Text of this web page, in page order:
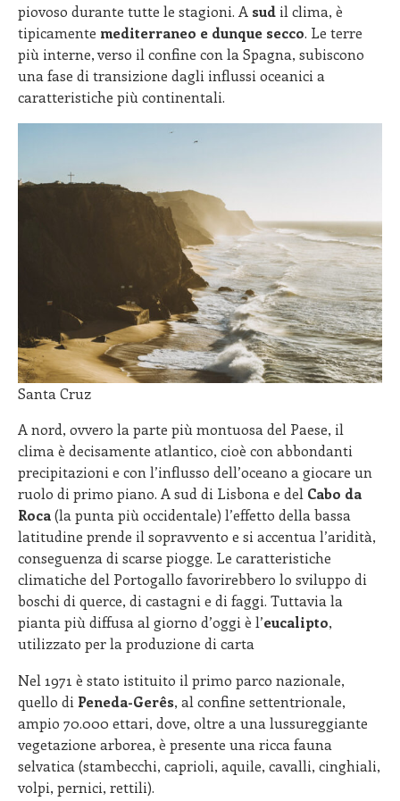
piovoso durante tutte le stagioni. A sud il clima, è
tipicamente mediterraneo e dunque secco. Le terre
più interne, verso il confine con la Spagna, subiscono
una fase di transizione dagli influssi oceanici a
caratteristiche più continentali.
Santa Cruz
A nord, ovvero la parte più montuosa del Paese, il
clima è decisamente atlantico, cioè con abbondanti
precipitazioni e con l’influsso dell’oceano a giocare un
ruolo di primo piano. A sud di Lisbona e del Cabo da
Roca(la punta più occidentale) l’effetto della bassa
latitudine prende il sopravvento e si accentua l’aridità,
conseguenza di scarse piogge. Le caratteristiche
climatiche del Portogallo favorirebbero lo sviluppo di
boschi di querce, di castagni e di faggi. Tuttavia la
pianta più diffusa al giorno d’oggi è l’eucalipto,
utilizzato per la produzione di carta
Nel 1971 è stato istituito il primo parco nazionale,
quello di Peneda-Gerês, al confine settentrionale,
ampio 70.000 ettari, dove, oltre a una lussureggiante
vegetazione arborea, è presente una ricca fauna
selvatica (stambecchi, caprioli, aquile, cavalli, cinghiali,
volpi, pernici, rettili).